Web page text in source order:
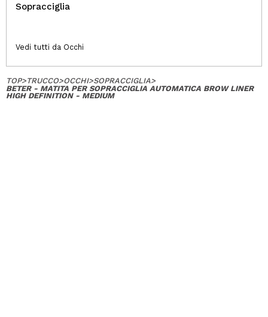
Sopracciglia
Vedi tutti da Occhi
TOP>TRUCCO>OCCHI>SOPRACCIGLIA>
BETER - MATITA PER SOPRACCIGLIA AUTOMATICA BROW LINER
HIGH DEFINITION - MEDIUM